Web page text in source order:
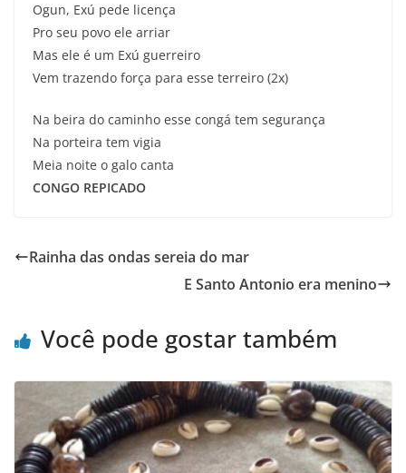
Ogun, Exú pede licença
Pro seu povo ele arriar
Mas ele é um Exú guerreiro
Vem trazendo força para esse terreiro (2x)
Na beira do caminho esse congá tem segurança
Na porteira tem vigia
Meia noite o galo canta
CONGO REPICADO
Rainha das ondas sereia do mar
E Santo Antonio era menino
Você pode gostar também